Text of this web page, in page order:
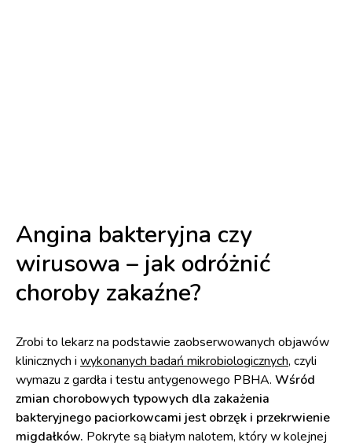
Angina bakteryjna czy
wirusowa – jak odróżnić
choroby zakaźne?
Zrobi to lekarz na podstawie zaobserwowanych objawów
klinicznych i wykonanych badań mikrobiologicznych, czyli
wymazu z gardła i testu antygenowego PBHA. Wśród
zmian chorobowych typowych dla zakażenia
bakteryjnego paciorkowcami jest obrzęk i przekrwienie
migdałków. Pokryte są białym nalotem, który w kolejnej